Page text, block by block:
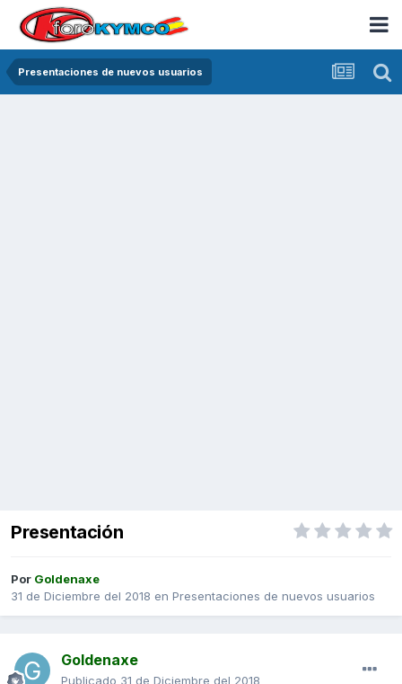
Presentaciones de nuevos usuarios
Presentación
Por Goldenaxe
31 de Diciembre del 2018 en Presentaciones de nuevos usuarios
Goldenaxe
Publicado 31 de Diciembre del 2018